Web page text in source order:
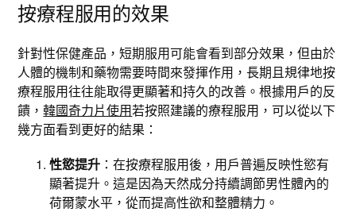
按療程服用的效果
針對性保健產品，短期服用可能會看到部分效果，但由於
人體的機制和藥物需要時間來發揮作用，長期且規律地按
療程服用往往能取得更顯著和持久的改善。根據用戶的反
饋，韓國奇力片使用若按照建議的療程服用，可以從以下
幾方面看到更好的結果：
性慾提升 ：在按療程服用後，用戶普遍反映性慾有
顯著提升。這是因為天然成分持續調節男性體內的
荷爾蒙水平，從而提高性欲和整體精力。